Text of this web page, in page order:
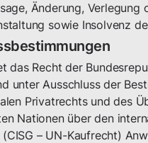
Änderung, Verlegung
sowie Insolvenz
das Recht der
unter Ausschluss der
Privatrechts und des
Nationen über den
– UN-Kaufrecht)